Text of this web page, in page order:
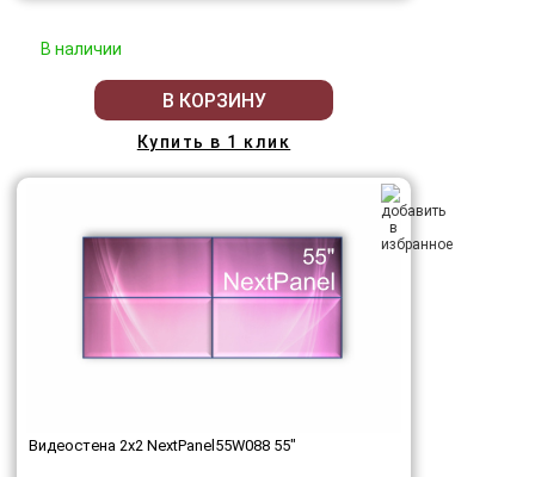
В наличии
В КОРЗИНУ
Купить в 1 клик
Видеостена 2x2 NextPanel55W088 55"